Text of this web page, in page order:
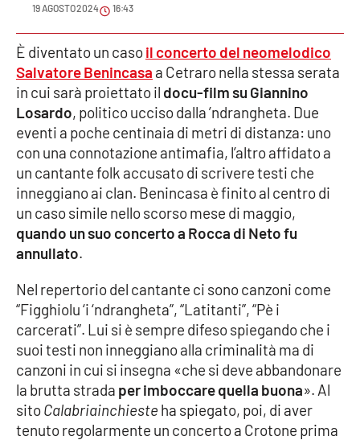
VIDEO
Ambiente
Cronaca
Cultura
Economia e Lavoro
Politica
Sanità
Società
Sport
RUBRICHE
19 AGOSTO 2024 16:43
È diventato un casoil concerto del neomelodico
Salvatore Benincasa a Cetraro nella stessa serata
in cui sarà proiettato il docu-film su Giannino
Losardo, politico ucciso dalla ’ndrangheta. Due
eventi a poche centinaia di metri di distanza: uno
con una connotazione antimafia, l’altro affidato a
un cantante folk accusato di scrivere testi che
inneggiano ai clan. Benincasa è finito al centro di
un caso simile nello scorso mese di maggio,
quando un suo concerto a Rocca di Neto fu
annullato.
Nel repertorio del cantante ci sono canzoni come
“Figghiolu ‘i ‘ndrangheta”, “Latitanti”, “Pè i
carcerati”. Lui si è sempre difeso spiegando che i
suoi testi non inneggiano alla criminalità ma di
canzoni in cui si insegna «che si deve abbandonare
la brutta strada per imboccare quella buona». Al
sitoCalabriainchieste ha spiegato, poi, di aver
tenuto regolarmente un concerto a Crotone prima